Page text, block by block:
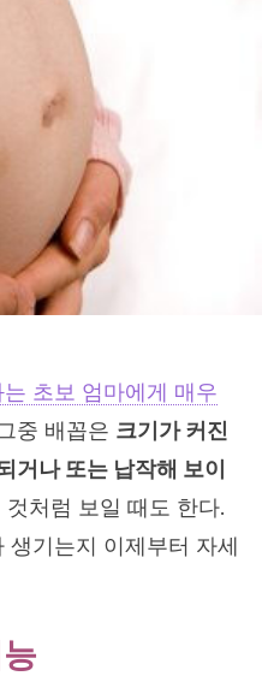
초보 엄마에게 매우
그중 배꼽은 크기가 커진
거나 또는 납작해 보이
것처럼 보일 때도 한다.
생기는지 이제부터 자세